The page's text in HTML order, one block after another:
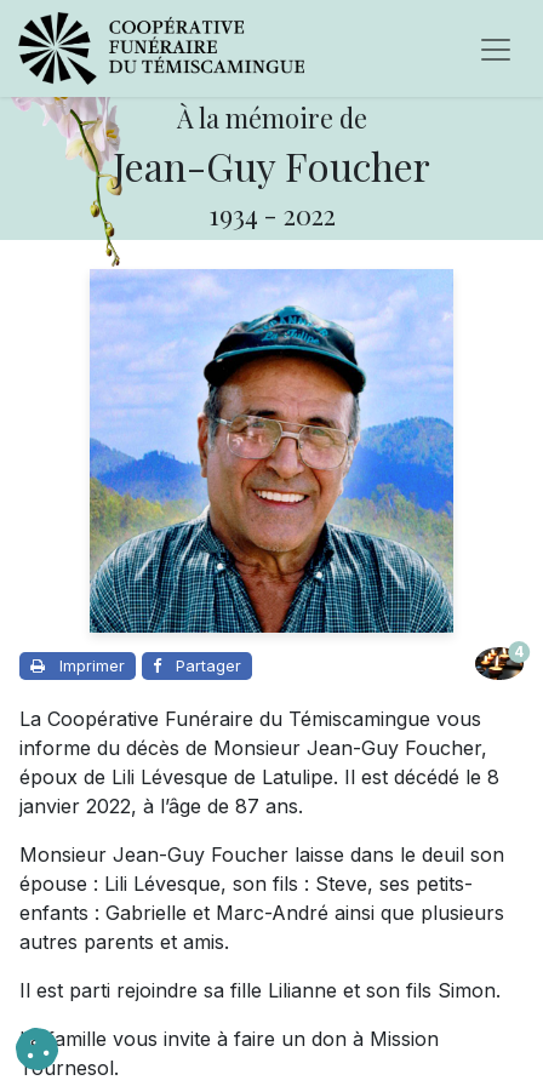
À la mémoire de
Jean-Guy Foucher
1934 - 2022
Imprimer Partager
4
La Coopérative Funéraire du Témiscamingue vous
informe du décès de Monsieur Jean-Guy Foucher,
époux de Lili Lévesque de Latulipe. Il est décédé le 8
janvier 2022, à l’âge de 87 ans.
Monsieur Jean-Guy Foucher laisse dans le deuil son
épouse : Lili Lévesque, son fils : Steve, ses petits-
enfants : Gabrielle et Marc-André ainsi que plusieurs
autres parents et amis.
Il est parti rejoindre sa fille Lilianne et son fils Simon.
La famille vous invite à faire un don à Mission
Tournesol.